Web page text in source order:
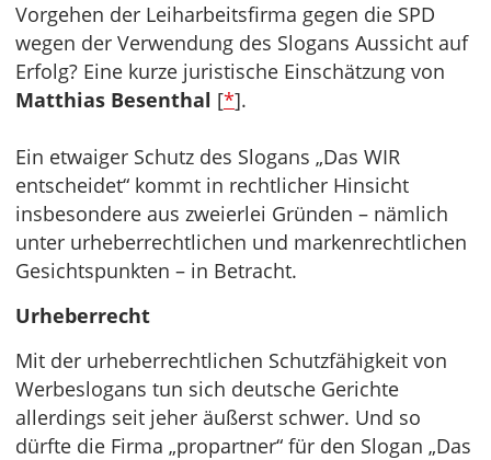
Vorgehen der Leiharbeitsfirma gegen die SPD
wegen der Verwendung des Slogans Aussicht auf
Erfolg? Eine kurze juristische Einschätzung von
Matthias Besenthal [*].
Ein etwaiger Schutz des Slogans „Das WIR
entscheidet“ kommt in rechtlicher Hinsicht
insbesondere aus zweierlei Gründen – nämlich
unter urheberrechtlichen und markenrechtlichen
Gesichtspunkten – in Betracht.
Urheberrecht
Mit der urheberrechtlichen Schutzfähigkeit von
Werbeslogans tun sich deutsche Gerichte
allerdings seit jeher äußerst schwer. Und so
dürfte die Firma „propartner“ für den Slogan „Das